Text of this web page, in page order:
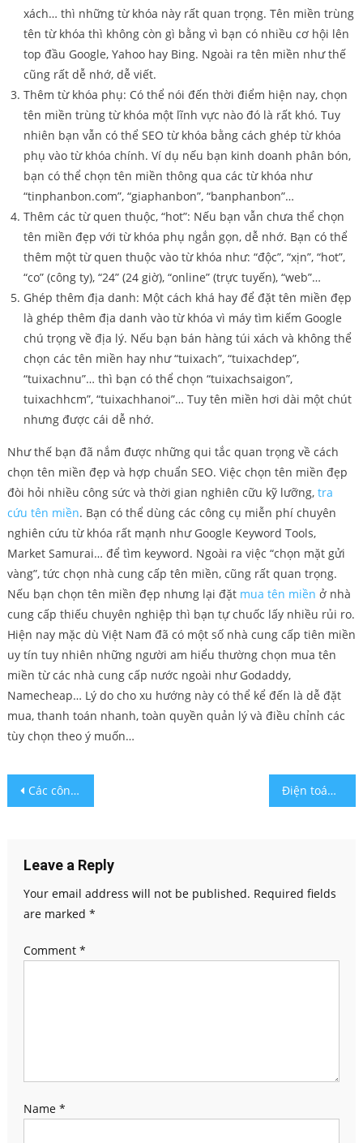
xách… thì những từ khóa này rất quan trọng. Tên miền trùng
tên từ khóa thì không còn gì bằng vì bạn có nhiều cơ hội lên
top đầu Google, Yahoo hay Bing. Ngoài ra tên miền như thế
cũng rất dễ nhớ, dễ viết.
Thêm từ khóa phụ: Có thể nói đến thời điểm hiện nay, chọn
tên miền trùng từ khóa một lĩnh vực nào đó là rất khó. Tuy
nhiên bạn vẫn có thể SEO từ khóa bằng cách ghép từ khóa
phụ vào từ khóa chính. Ví dụ nếu bạn kinh doanh phân bón,
bạn có thể chọn tên miền thông qua các từ khóa như
“tinphanbon.com”, “giaphanbon”, “banphanbon”…
Thêm các từ quen thuộc, “hot”: Nếu bạn vẫn chưa thể chọn
tên miền đẹp với từ khóa phụ ngắn gọn, dễ nhớ. Bạn có thể
thêm một từ quen thuộc vào từ khóa như: “độc”, “xịn”, “hot”,
“co” (công ty), “24” (24 giờ), “online” (trực tuyến), “web”…
Ghép thêm địa danh: Một cách khá hay để đặt tên miền đẹp
là ghép thêm địa danh vào từ khóa vì máy tìm kiếm Google
chú trọng về địa lý. Nếu bạn bán hàng túi xách và không thể
chọn các tên miền hay như “tuixach”, “tuixachdep”,
“tuixachnu”… thì bạn có thể chọn “tuixachsaigon”,
tuixachhcm”, “tuixachhanoi”… Tuy tên miền hơi dài một chút
nhưng được cái dễ nhớ.
Như thế bạn đã nắm được những qui tắc quan trọng về cách
chọn tên miền đẹp và hợp chuẩn SEO. Việc chọn tên miền đẹp
đòi hỏi nhiều công sức và thời gian nghiên cữu kỹ lưỡng, tra
cứu tên miền. Bạn có thể dùng các công cụ miễn phí chuyên
nghiên cứu từ khóa rất mạnh như Google Keyword Tools,
Market Samurai… để tìm keyword. Ngoài ra việc “chọn mặt gửi
vàng”, tức chọn nhà cung cấp tên miền, cũng rất quan trọng.
Nếu bạn chọn tên miền đẹp nhưng lại đặt mua tên miền ở nhà
cung cấp thiếu chuyên nghiệp thì bạn tự chuốc lấy nhiều rủi ro.
Hiện nay mặc dù Việt Nam đã có một số nhà cung cấp tiên miền
uy tín tuy nhiên những người am hiểu thường chọn mua tên
miền từ các nhà cung cấp nước ngoài như Godaddy,
Namecheap… Lý do cho xu hướng này có thể kể đến là dễ đặt
mua, thanh toán nhanh, toàn quyền quản lý và điều chỉnh các
tùy chọn theo ý muốn…
Post
Các công cụ online marketing đạt hiệu quả Điện toán đám mây hiện đại cho doanh nghiệp
Leave a Reply
Your email address will not be published. Required fields
are marked *
Comment *
Name *